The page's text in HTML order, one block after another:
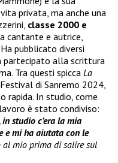
privata, ma anche una
classe 2000 e
cantante e autrice,
pubblicato diversi
partecipato alla scrittura
Tra questi spicca La
di Sanremo 2024,
rapida. In studio, come
è stato condiviso:
studio c’era la mia
e mi ha aiutata con le
al mio prima di salire sul